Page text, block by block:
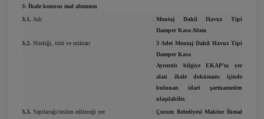
3- İhale konusu mal alımının
3.1. Adı : Montaj Dahil Havuz Tipi
Damper Kasa Alımı
3.2. Niteliği, türü ve miktarı : 3 Adet Montaj Dahil Havuz Tipi
Damper Kasa
Ayrıntılı bilgiye EKAP’ta yer
alan ihale dokümanı içinde
bulunan idari şartnameden
ulaşılabilir.
3.3. Yapılacağı/teslim edileceği yer : Çorum Belediyesi Makine İkmal